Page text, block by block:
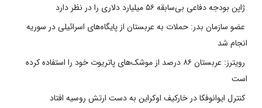
ژاپن بودجه دفاعی بی‌سابقه ۵۶ میلیارد دلاری را در نظر دارد
عضو سازمان بدر: حملات به عربستان از پایگاه‌های اسرائیلی در سوریه
انجام شد
رویترز: عربستان ۸۶ درصد از موشک‌های پاتریوت خود را استفاده کرده
است
کنترل ایوانوفکا در خارکیف اوکراین به دست ارتش روسیه افتاد